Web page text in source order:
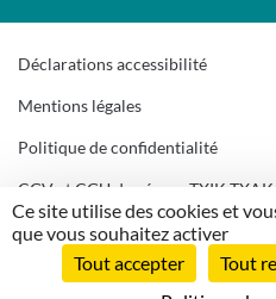
Ce site utilise des cookies et
que vous souhaitez activer
Tout accepter
Tout
Déclarations accessibilité
Mentions légales
Politique de confidentialité
CGV et CGU du réseau TXIK TXAK
Gestion des cookies
Plan du site